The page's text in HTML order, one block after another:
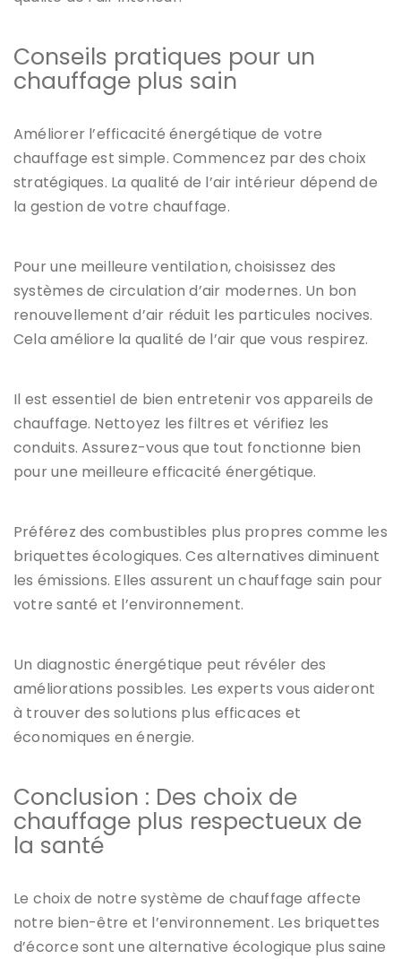
Conseils pratiques pour un
chauffage plus sain
Améliorer l’efficacité énergétique de votre
chauffage est simple. Commencez par des choix
stratégiques. La qualité de l’air intérieur dépend de
la gestion de votre chauffage.
Pour une meilleure ventilation, choisissez des
systèmes de circulation d’air modernes. Un bon
renouvellement d’air réduit les particules nocives.
Cela améliore la qualité de l’air que vous respirez.
Il est essentiel de bien entretenir vos appareils de
chauffage. Nettoyez les filtres et vérifiez les
conduits. Assurez-vous que tout fonctionne bien
pour une meilleure efficacité énergétique.
Préférez des combustibles plus propres comme les
briquettes écologiques. Ces alternatives diminuent
les émissions. Elles assurent un chauffage sain pour
votre santé et l’environnement.
Un diagnostic énergétique peut révéler des
améliorations possibles. Les experts vous aideront
à trouver des solutions plus efficaces et
économiques en énergie.
Conclusion : Des choix de
chauffage plus respectueux de
la santé
Le choix de notre système de chauffage affecte
notre bien-être et l’environnement. Les briquettes
d’écorce sont une alternative écologique plus saine